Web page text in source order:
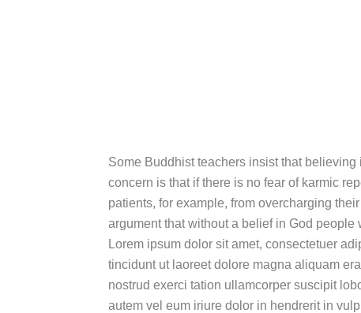
Some Buddhist teachers insist that
concern is that if there is no fear of karmic
patients, for example, from overcharging
argument that without a belief in God
Lorem ipsum dolor sit amet, consectetuer
tincidunt ut laoreet dolore magna aliquam
nostrud exerci tation ullamcorper suscipit
autem vel eum iriure dolor in hendrerit in